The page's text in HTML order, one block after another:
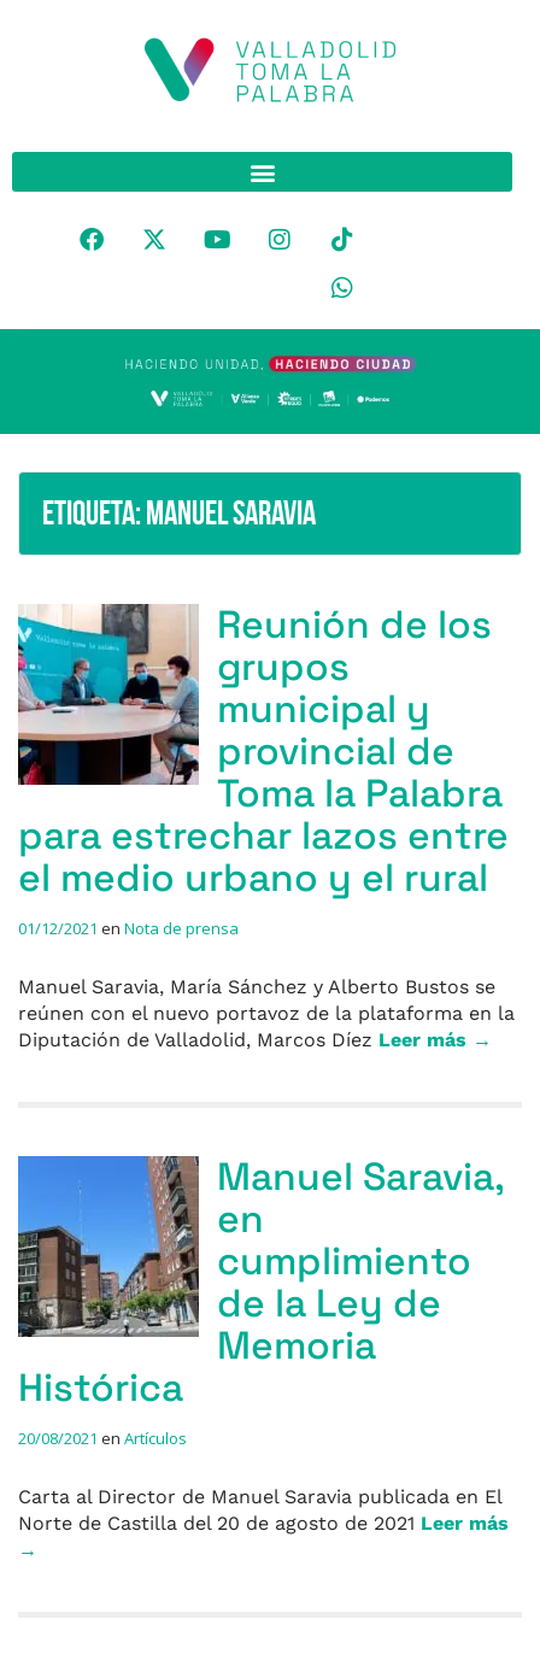
Etiqueta:Manuel Saravia
Reunión de los
grupos
municipal y
provincial de
Toma la Palabra
para estrechar lazos entre
el medio urbano y el rural
01/12/2021 en Nota de prensa
Manuel Saravia, María Sánchez y Alberto Bustos se
reúnen con el nuevo portavoz de la plataforma en la
Diputación de Valladolid, Marcos Díez Leer más →
Manuel Saravia,
en
cumplimiento
de la Ley de
Memoria
Histórica
20/08/2021 en Artículos
Carta al Director de Manuel Saravia publicada en El
Norte de Castilla del 20 de agosto de 2021 Leer más
→